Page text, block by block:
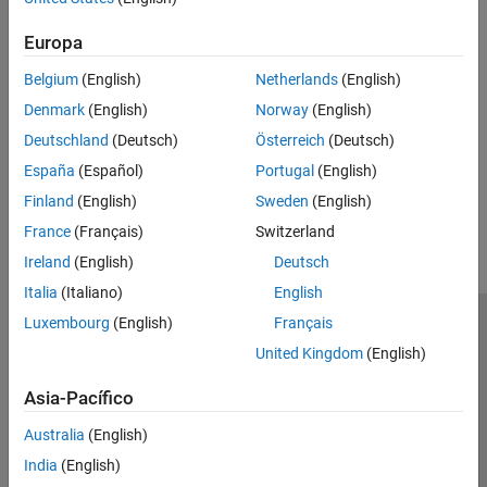
RFSoC Implementation
Generate C/C++ code and MEX functions or generate HDL code
from Simulink models
RFSoC Implementation
Deploy Simulink models to RFSoC hardware boards using SoC
Blockset
Europa
Belgium (English)
Denmark (English)
Deutschland (Deutsch)
España (Español)
Finland (English)
France (Français)
Ireland (English)
Italia (Italiano)
Luxembourg (English)
Netherlands(English)
Norway(English)
Österreich (Deutsch)
Portugal (English)
Sweden (English)
Switzerland
Deutsch
English
Français
United Kingdom(English)
Asia-Pacífico
Australia (English)
India (English)
Centro de confianza
Marcas comerciales
Antipiratería
Estado de las aplicaciones
Información de contacto